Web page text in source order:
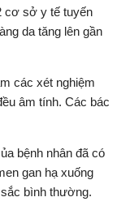
cơ sở y tế tuyến
da tăng lên gần
các xét nghiệm
âm tính. Các bác
bệnh nhân đã có
gan hạ xuống
bình thường.